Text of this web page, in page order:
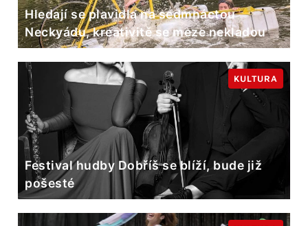
Hledají se plavidla na sedmnáctou
Neckyádu, kreativitě se meze nekladou
Festival hudby Dobříš se blíží, bude již
pošesté
KULTURA